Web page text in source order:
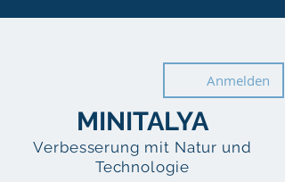
MINITALYA
Anmelden
MINITALYA
Verbesserung mit Natur und
Technologie